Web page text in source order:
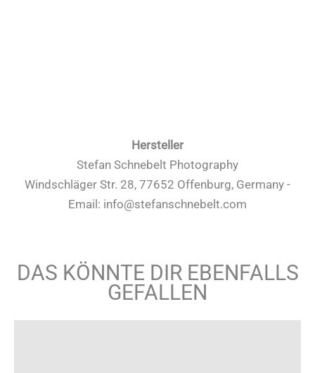
Hersteller
Stefan Schnebelt Photography
Windschläger Str. 28, 77652 Offenburg, Germany -
Email: info@stefanschnebelt.com
DAS KÖNNTE DIR EBENFALLS
GEFALLEN